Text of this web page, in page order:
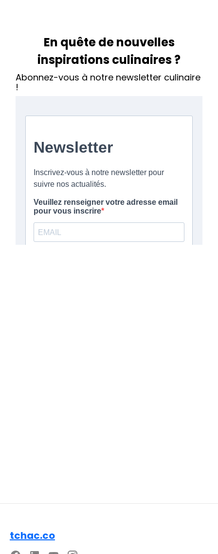
En quête de nouvelles
inspirations culinaires ?
Abonnez-vous à notre newsletter culinaire
!
tchac.co